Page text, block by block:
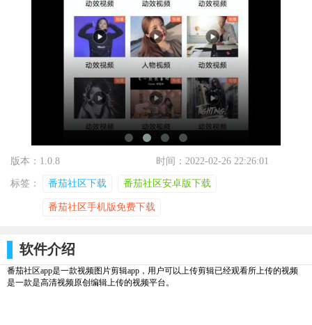
版本：1.0.8 时间：2022-02-26 22:26:01
标签： 番茄社区下载 番茄社区安卓版下载
番茄社区手机版免费下载
软件介绍
番茄社区app是一款视频图片剪辑app，用户可以上传剪辑已经观看所上传的视频
是一款是高清视频原创编辑上传的视频平台。